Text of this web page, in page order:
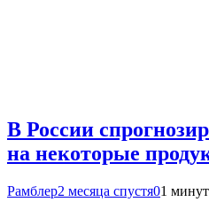
В России
на некоторые
Рамблер2 месяца спустя01